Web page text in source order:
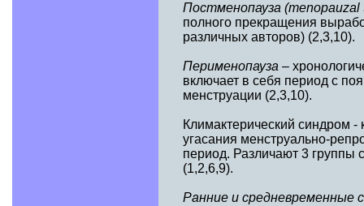
Постменопауза
полного прекращения
различных авторов) (2,3,10).
Перименопауза –
включает в себя период с
менструации (2,3,10).
Климактерический синдром
угасания менструально-
период. Различают 3 группы
(1,2,6,9).
Ранние и